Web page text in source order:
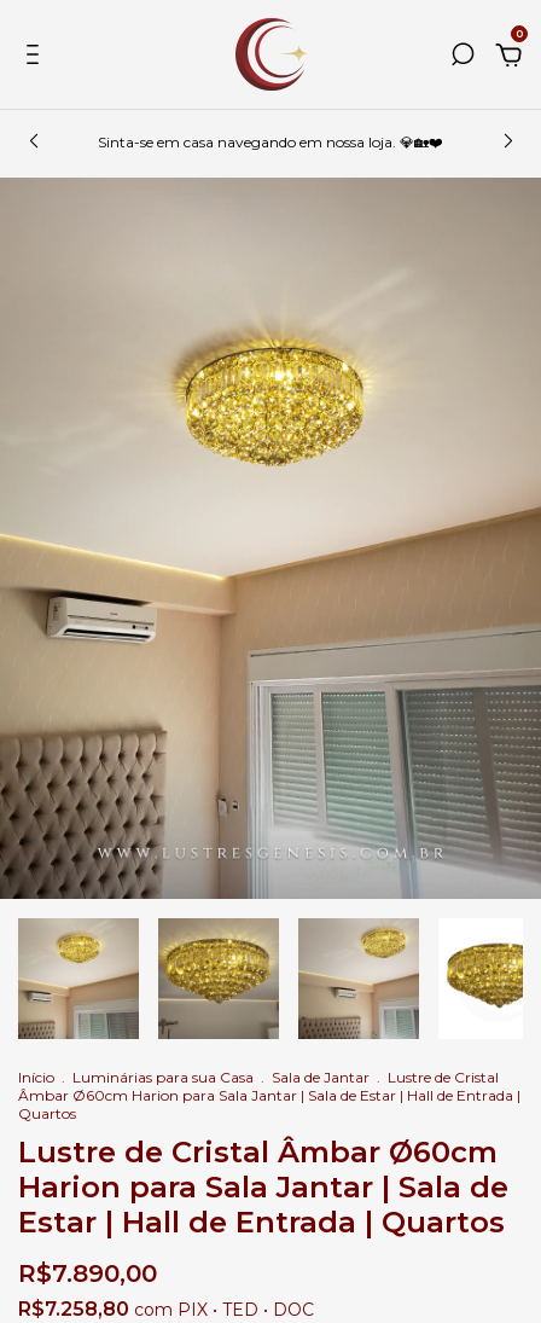
0
Sinta-se em casa navegando em nossa loja. 💎🏡❤️
Início . Luminárias para sua Casa . Sala de Jantar . Lustre de Cristal
Âmbar Ø60cm Harion para Sala Jantar | Sala de Estar | Hall de Entrada |
Quartos
Lustre de Cristal Âmbar Ø60cm
Harion para Sala Jantar | Sala de
Estar | Hall de Entrada | Quartos
R$7.890,00
R$7.258,80 com PIX • TED • DOC